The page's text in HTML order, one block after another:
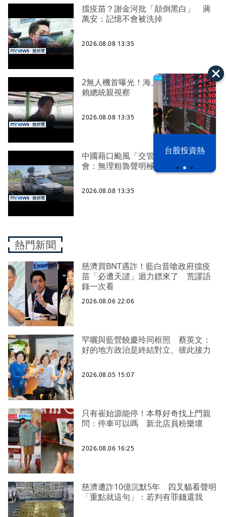
漢光42演習 台股投資熱
擋疫苗？謝金河批「顛倒黑白」 蔣
萬安：記憶不會被洗掉
2026.08.08 13:35
2無人機首曝光！海上俯衝模擬攻擊
賴總統親視察
2026.08.08 13:35
中國藉口颱風「交管」台海 陸委
會：無理粗魯聲明極其可笑
2026.08.08 13:35
熱門新聞
慈濟買BNT遇詐！藍白昔嗆政府擋疫
苗「必遭天譴」迴力鏢來了 荒謬語
錄一次看
2026.08.06 22:06
罕曬與藍營饒慶玲同框照 蔡英文：
好的地方政治是終結對立、彼此接力
2026.08.05 15:07
只有崔始源能停！本尊好奇找上門親
問：停車可以嗎 新北店員粉樂壞
2026.08.06 16:25
慈濟遭詐10億沉默5年 四叉貓看聲明
「重點就這句」：若判有罪錢還我